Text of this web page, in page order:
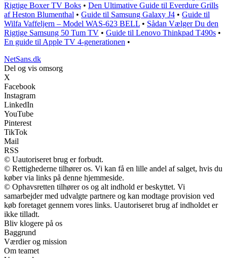
Rigtige Boxer TV Boks • Den Ultimative Guide til Everdure Grills
af Heston Blumenthal • Guide til Samsung Galaxy J4 • Guide til
Wilfa Vaffeljern – Model WAS-623 BELL • Sådan Vælger Du den
Rigtige Samsung 50 Tum TV • Guide til Lenovo Thinkpad T490s •
En guide til Apple TV 4-generationen •
NetSans.dk
Del og vis omsorg
X
Facebook
Instagram
LinkedIn
YouTube
Pinterest
TikTok
Mail
RSS
© Uautoriseret brug er forbudt.
© Rettighederne tilhører os. Vi kan få en lille andel af salget, hvis du
køber via links på denne hjemmeside.
© Ophavsretten tilhører os og alt indhold er beskyttet. Vi
samarbejder med udvalgte partnere og kan modtage provision ved
køb foretaget gennem vores links. Uautoriseret brug af indholdet er
ikke tilladt.
Bliv klogere på os
Baggrund
Værdier og mission
Om teamet